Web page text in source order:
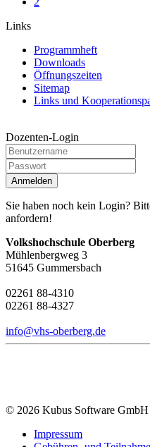
Links
Programmheft
Downloads
Öffnungszeiten
Sitemap
Links und
Dozenten-Login
Anmelden
Sie haben noch kein Login?
anfordern!
Volkshochschule Oberberg
Mühlenbergweg 3
51645 Gummersbach
02261 88-4310
02261 88-4327
info@vhs-oberberg.de
© 2026 Kubus Software GmbH
Impressum